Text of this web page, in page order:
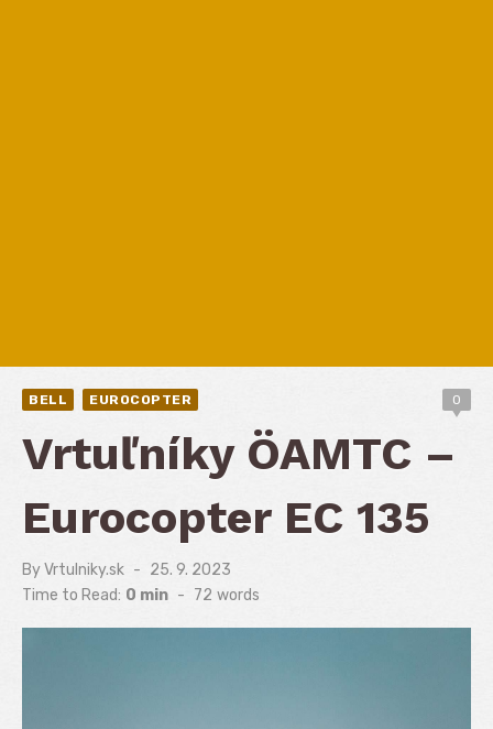
BELL EUROCOPTER 0
Vrtuľníky ÖAMTC –
Eurocopter EC 135
ByVrtulniky.sk
Posted
on
25. 9. 2023
Time to Read: 0 min - 72 words